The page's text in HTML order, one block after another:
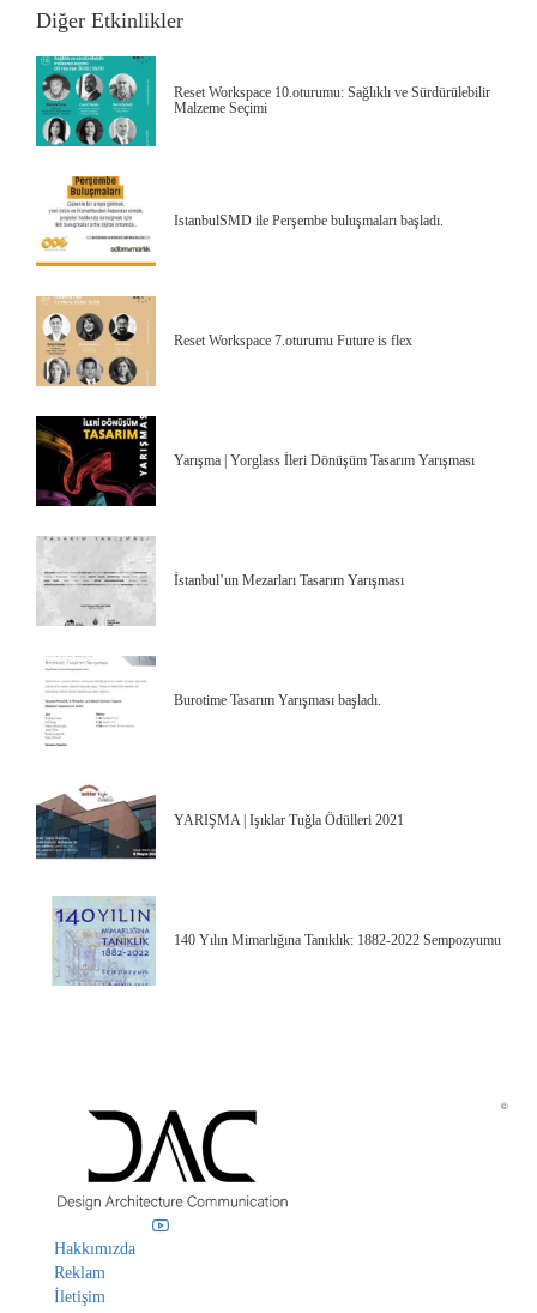
Diğer Etkinlikler
Reset Workspace 10.oturumu: Sağlıklı ve Sürdürülebilir
Malzeme Seçimi
IstanbulSMD ile Perşembe buluşmaları başladı.
Reset Workspace 7.oturumu Future is flex
Yarışma | Yorglass İleri Dönüşüm Tasarım Yarışması
İstanbul’un Mezarları Tasarım Yarışması
Burotime Tasarım Yarışması başladı.
YARIŞMA | Işıklar Tuğla Ödülleri 2021
140 Yılın Mimarlığına Tanıklık: 1882-2022 Sempozyumu
Hakkımızda
Reklam
İletişim
©